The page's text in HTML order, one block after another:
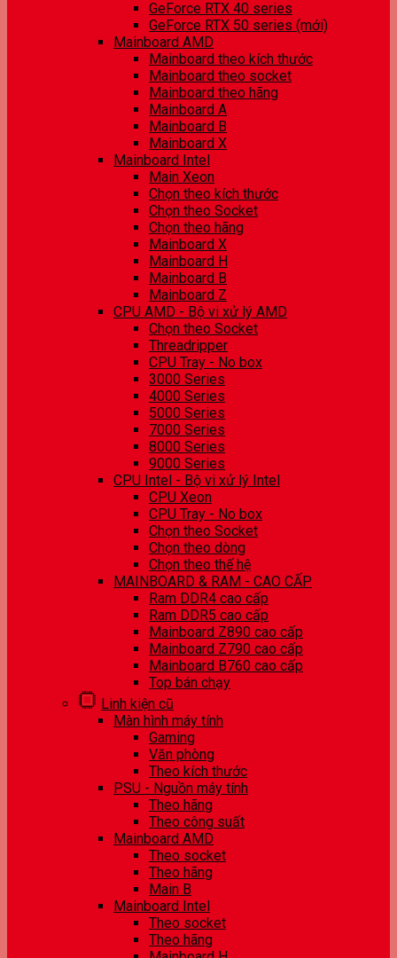
GeForce RTX 40 series
GeForce RTX 50 series (mới)
Mainboard AMD
Mainboard theo kích thước
Mainboard theo socket
Mainboard theo hãng
Mainboard A
Mainboard B
Mainboard X
Mainboard Intel
Main Xeon
Chọn theo kích thước
Chọn theo Socket
Chọn theo hãng
Mainboard X
Mainboard H
Mainboard B
Mainboard Z
CPU AMD - Bộ vi xử lý AMD
Chọn theo Socket
Threadripper
CPU Tray - No box
3000 Series
4000 Series
5000 Series
7000 Series
8000 Series
9000 Series
CPU Intel - Bộ vi xử lý Intel
CPU Xeon
CPU Tray - No box
Chọn theo Socket
Chọn theo dòng
Chọn theo thế hệ
MAINBOARD & RAM - CAO CẤP
Ram DDR4 cao cấp
Ram DDR5 cao cấp
Mainboard Z890 cao cấp
Mainboard Z790 cao cấp
Mainboard B760 cao cấp
Top bán chạy
Linh kiện cũ
Màn hình máy tính
Gaming
Văn phòng
Theo kích thước
PSU - Nguồn máy tính
Theo hãng
Theo công suất
Mainboard AMD
Theo socket
Theo hãng
Main B
Mainboard Intel
Theo socket
Theo hãng